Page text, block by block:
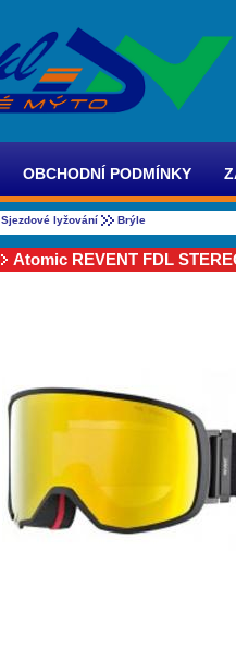
OBCHODNÍ PODMÍNKY
Sjezdové lyžování Brýle
Atomic REVENT FDL